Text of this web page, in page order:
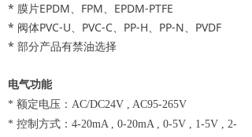
* 膜片EPDM、FPM、EPDM-PTFE
* 阀体PVC-U、PVC-C、PP-H、PP-N、PVDF
* 部分产品有禁油选择
电气功能
* 额定电压：AC/DC24V , AC95-265V
* 控制方式：4-20mA , 0-20mA , 0-5V , 1-5V , 2-